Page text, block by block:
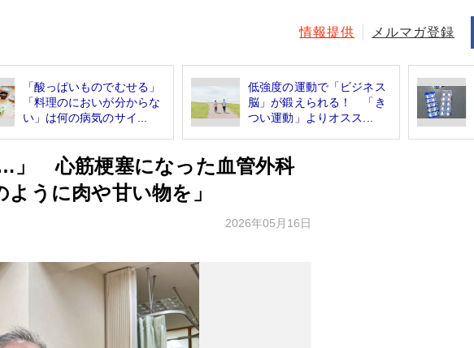
情報提供 メルマガ登録
「酸っぱいものでむせる」
「料理のにおいが分からな
い」は何の病気のサイ...
低強度の運動で「ビジネス
脳」が鍛えられる！ 「き
つい運動」よりオスス...
」 心筋梗塞になった血管外科
うに肉や甘い物を」
2026年05月16日